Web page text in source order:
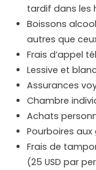
tardif dans les
Boissons
autres que
Frais d’appel
Lessive et
Assurances
Chambre
Achats
Pourboires
Frais de
(25 USD par